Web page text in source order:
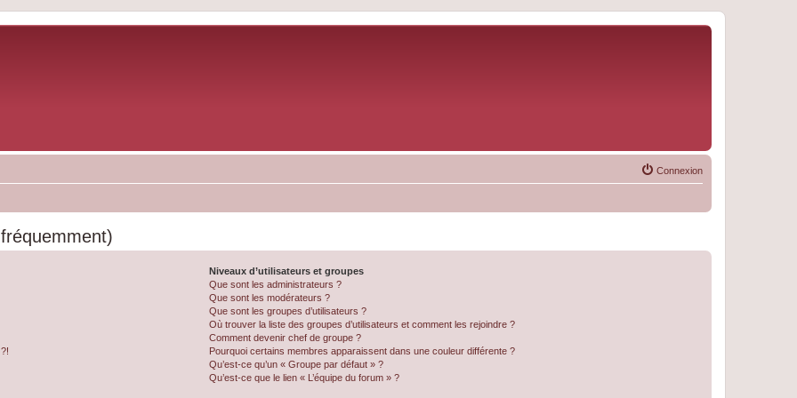
Connexion
Niveaux d’utilisateurs et groupes
Que sont les administrateurs ?
Que sont les modérateurs ?
Que sont les groupes d’utilisateurs ?
Où trouver la liste des groupes d’utilisateurs et comment les rejoindre ?
Comment devenir chef de groupe ?
Pourquoi certains membres apparaissent dans une couleur différente ?
Qu’est-ce qu’un « Groupe par défaut » ?
Qu’est-ce que le lien « L’équipe du forum » ?